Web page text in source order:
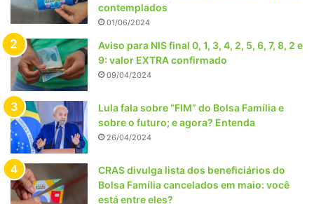
contemplados
01/06/2024
Aviso para NIS final 0, 1, 3, 4, 2, 5, 6, 7, 8, 2 e
9: valor EXTRA confirmado
09/04/2024
Lula fala sobre “FIM” do Bolsa Família e
sobre o futuro; e agora? Entenda
26/04/2024
CRAS divulga lista dos beneficiários do
Bolsa Família cancelados em maio: você
está entre eles?